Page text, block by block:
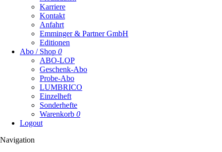
Karriere
Kontakt
Anfahrt
Emminger & Partner GmbH
Editionen
Abo / Shop 0
ABO-LOP
Geschenk-Abo
Probe-Abo
LUMBRICO
Einzelheft
Sonderhefte
Warenkorb 0
Logout
Navigation